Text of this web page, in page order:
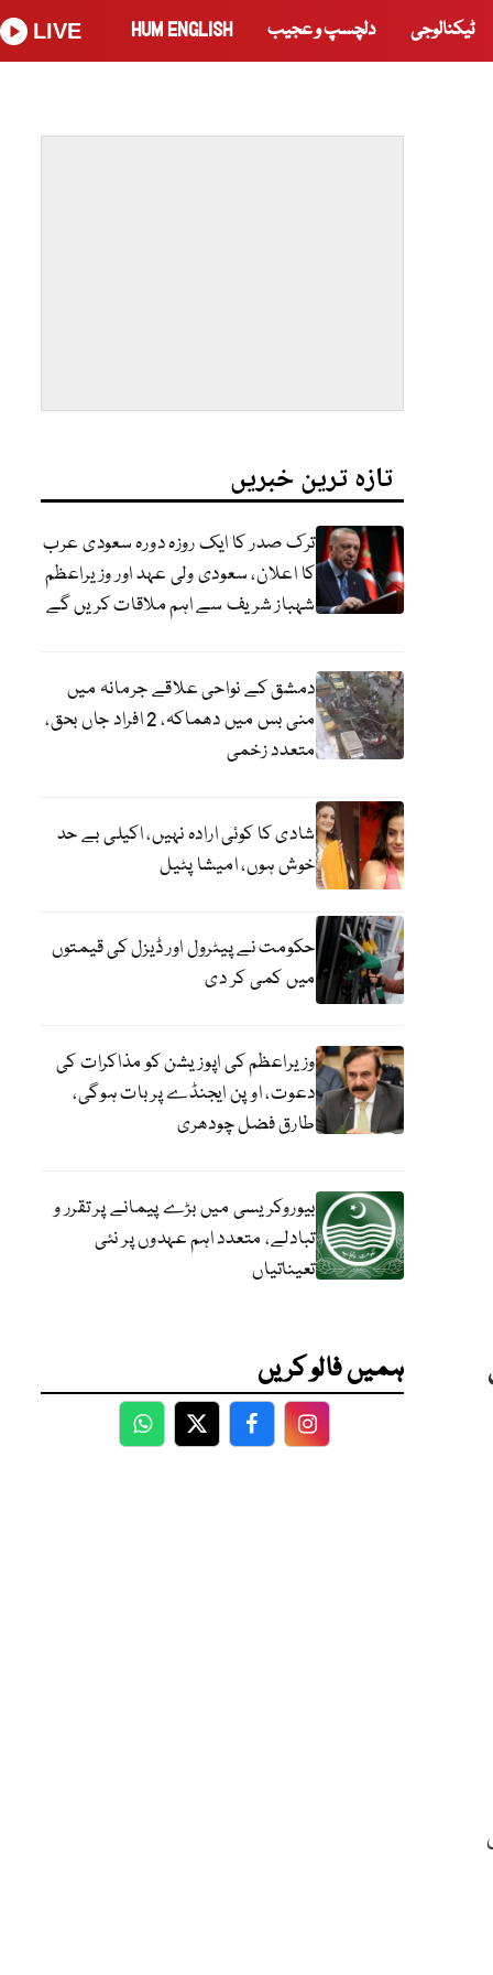
ٹیکنالوجی دلچسپ و عجیب HUM ENGLISH
LIVE
تازہ ترین خبریں
ترک صدر کا ایک روزہ دورہ سعودی عرب
کا اعلان، سعودی ولی عہد اور وزیراعظم
شہباز شریف سے اہم ملاقات کریں گے
دمشق کے نواحی علاقے جرمانہ میں
منی بس میں دھماکہ، 2 افراد جاں بحق،
متعدد زخمی
شادی کا کوئی ارادہ نہیں، اکیلی بے حد
خوش ہوں، امیشا پٹیل
حکومت نے پیٹرول اور ڈیزل کی قیمتوں
میں کمی کر دی
وزیراعظم کی اپوزیشن کو مذاکرات کی
دعوت، اوپن ایجنڈے پر بات ہوگی،
طارق فضل چودھری
بیوروکریسی میں بڑے پیمانے پر تقرر و
تبادلے، متعدد اہم عہدوں پر نئی
تعیناتیاں
ہمیں فالو کریں
WhatsApp
TwitterFacebookFacebook